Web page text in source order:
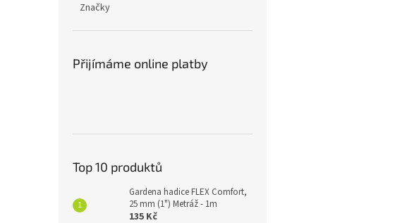
Značky
Přijímáme online platby
Top 10 produktů
Gardena hadice FLEX Comfort,
25 mm (1") Metráž - 1m
135 Kč